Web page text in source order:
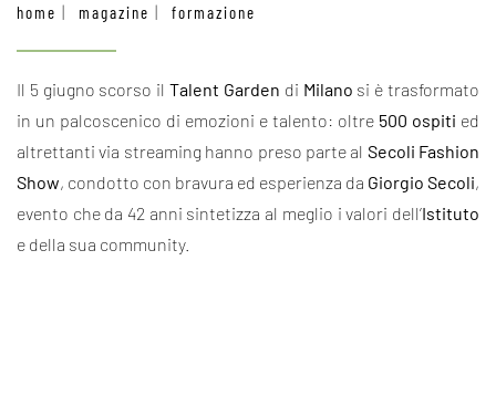
home magazine formazione
Il 5 giugno scorso ilTalent Garden di Milano si è trasformato
in un palcoscenico di emozioni e talento: oltre 500 ospiti ed
altrettanti via streaming hanno preso parte al Secoli Fashion
Show, condotto con bravura ed esperienza da Giorgio Secoli,
evento che da 42 anni sintetizza al meglio i valori dell’Istituto
e della sua community.